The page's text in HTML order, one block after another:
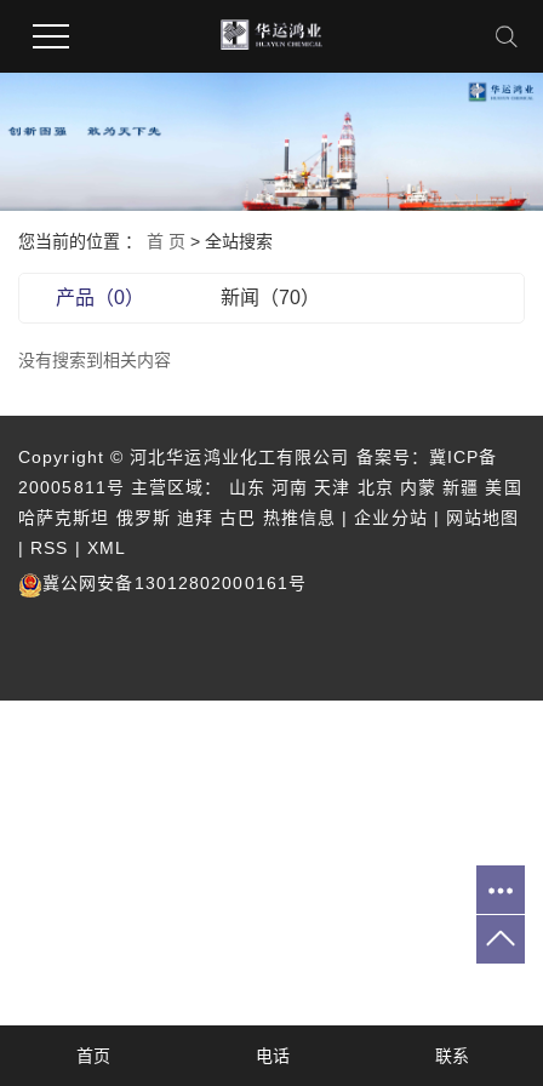
您当前的位置 ： 首 页 > 全站搜索
产品（0） 新闻（70）
没有搜索到相关内容
Copyright © 河北华运鸿业化工有限公司 备案号： 冀ICP备
20005811号 主营区域： 山东 河南 天津 北京 内蒙 新疆 美国
哈萨克斯坦 俄罗斯 迪拜 古巴 热推信息 |企业分站 | 网站地图
| RSS | XML
冀公网安备13012802000161号
首页 电话 联系